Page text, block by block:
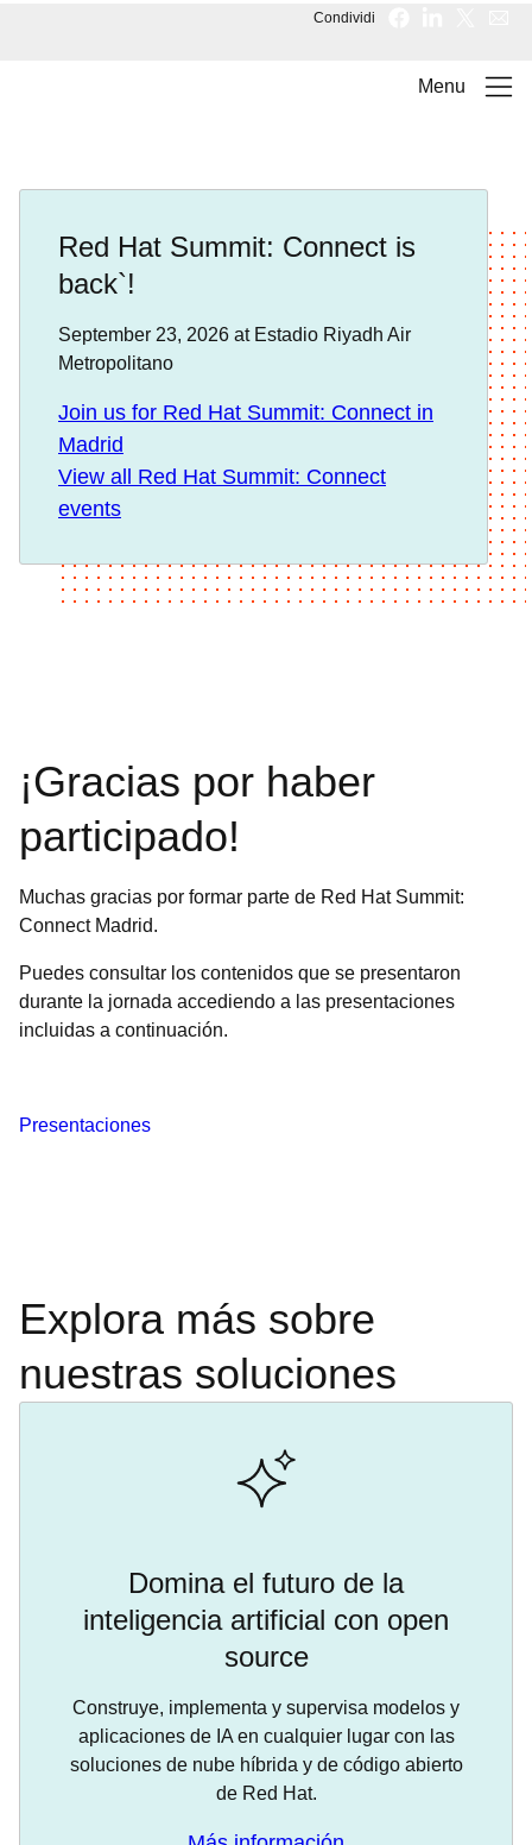
Condividi
Menu
Red Hat Summit: Connect is
back`!
September 23, 2026 at Estadio Riyadh Air
Metropolitano
Join us for Red Hat Summit: Connect in
Madrid
View all Red Hat Summit: Connect
events
¡Gracias por haber
participado!
Muchas gracias por formar parte de Red Hat Summit:
Connect Madrid.
Puedes consultar los contenidos que se presentaron
durante la jornada accediendo a las presentaciones
incluidas a continuación.
Presentaciones
Explora más sobre
nuestras soluciones
Domina el futuro de la
inteligencia artificial con open
source
Construye, implementa y supervisa modelos y
aplicaciones de IA en cualquier lugar con las
soluciones de nube híbrida y de código abierto
de Red Hat.